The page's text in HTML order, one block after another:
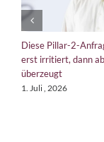
Diese Pillar-2-
erst irritiert, dann
überzeugt
1. Juli , 2026